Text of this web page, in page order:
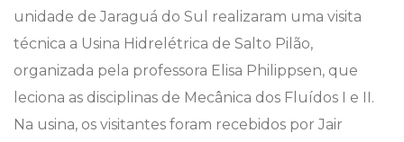
unidade de Jaraguá do Sul realizaram uma visita
técnica a Usina Hidrelétrica de Salto Pilão,
organizada pela professora Elisa Philippsen, que
leciona as disciplinas de Mecânica dos Fluídos I e II.
Na usina, os visitantes foram recebidos por Jair